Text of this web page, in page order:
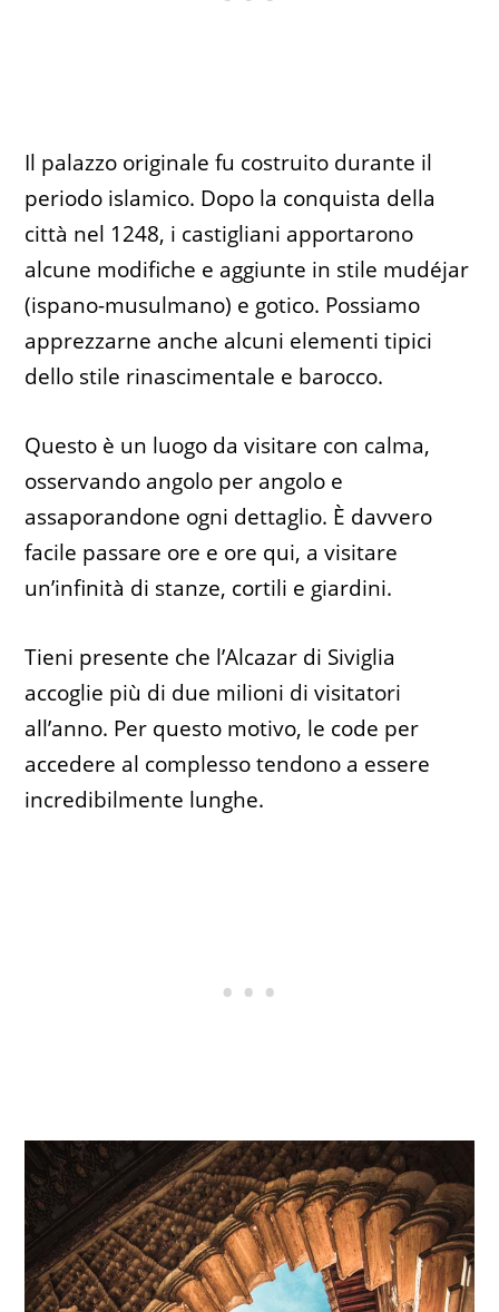
Il palazzo originale fu costruito durante il
periodo islamico. Dopo la conquista della
città nel 1248, i castigliani apportarono
alcune modifiche e aggiunte in stile mudéjar
(ispano-musulmano) e gotico. Possiamo
apprezzarne anche alcuni elementi tipici
dello stile rinascimentale e barocco.
Questo è un luogo da visitare con calma,
osservando angolo per angolo e
assaporandone ogni dettaglio. È davvero
facile passare ore e ore qui, a visitare
un’infinità di stanze, cortili e giardini.
Tieni presente che l’Alcazar di Siviglia
accoglie più di due milioni di visitatori
all’anno. Per questo motivo, le code per
accedere al complesso tendono a essere
incredibilmente lunghe.